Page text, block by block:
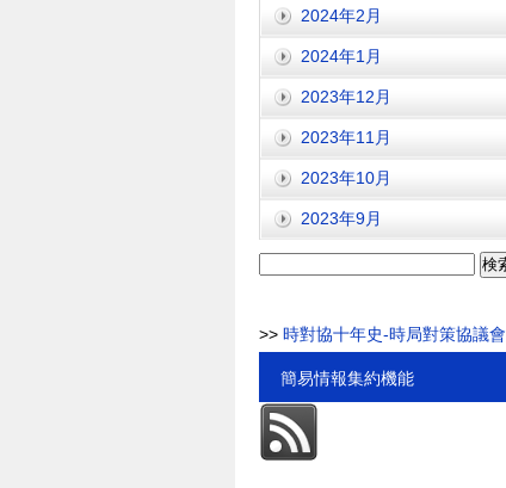
2024年2月
2024年1月
2023年12月
2023年11月
2023年10月
2023年9月
>> 時對協十年史-時局對策協議會
簡易情報集約機能